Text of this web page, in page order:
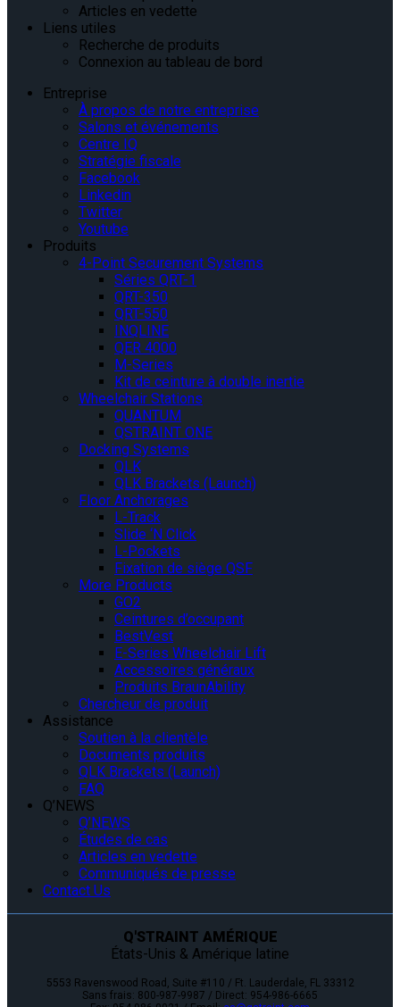
Articles en vedette
Liens utiles
Recherche de produits
Connexion au tableau de bord
Entreprise
À propos de notre entreprise
Salons et événements
Centre IQ
Stratégie fiscale
Facebook
Linkedin
Twitter
Youtube
Produits
4-Point Securement Systems
Séries QRT-1
QRT-350
QRT-550
INQLINE
QER 4000
M-Series
Kit de ceinture à double inertie
Wheelchair Stations
QUANTUM
QSTRAINT ONE
Docking Systems
QLK
QLK Brackets (Launch)
Floor Anchorages
L-Track
Slide ‘N Click
L-Pockets
Fixation de siège QSF
More Products
GO2
Ceintures d’occupant
BestVest
E-Series Wheelchair Lift
Accessoires généraux
Produits BraunAbility
Chercheur de produit
Assistance
Soutien à la clientèle
Documents produits
QLK Brackets (Launch)
FAQ
Q’NEWS
Q’NEWS
Études de cas
Articles en vedette
Communiqués de presse
Contact Us
Q'STRAINT AMÉRIQUE
États-Unis & Amérique latine
5553 Ravenswood Road, Suite #110 / Ft. Lauderdale, FL 33312
Sans frais: 800-987-9987 / Direct: 954-986-6665